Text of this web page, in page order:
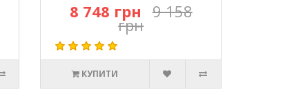
8 748 грн 9 158
грн
КУПИТИ